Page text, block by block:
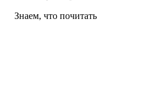
Знаем, что почитать